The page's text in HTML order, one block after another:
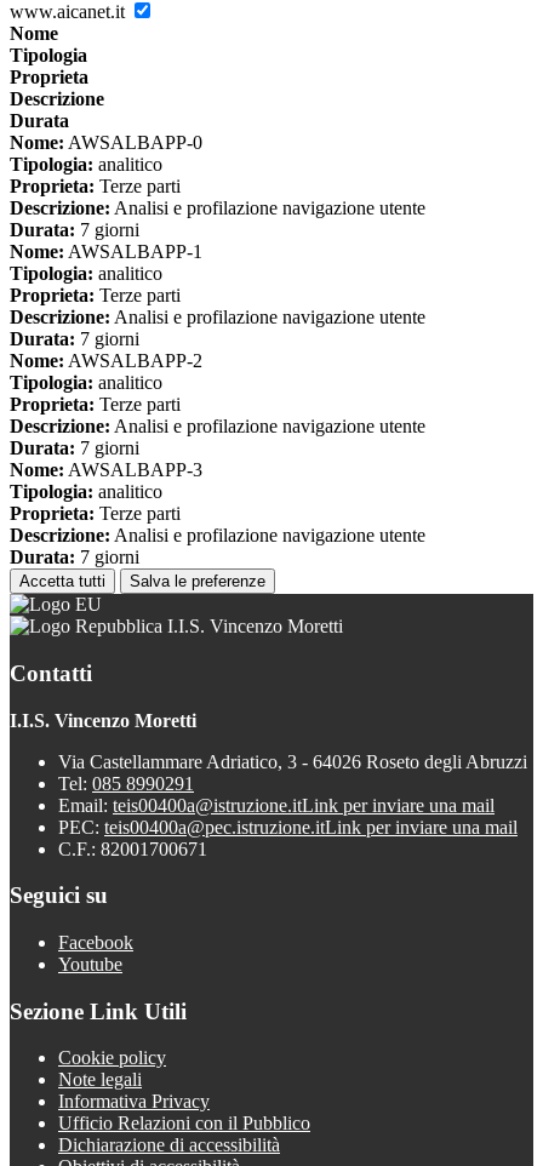
www.aicanet.it
Nome
Tipologia
Proprieta
Descrizione
Durata
Nome: AWSALBAPP-0
Tipologia: analitico
Proprieta: Terze parti
Descrizione: Analisi e profilazione navigazione utente
Durata: 7 giorni
Nome: AWSALBAPP-1
Tipologia: analitico
Proprieta: Terze parti
Descrizione: Analisi e profilazione navigazione utente
Durata: 7 giorni
Nome: AWSALBAPP-2
Tipologia: analitico
Proprieta: Terze parti
Descrizione: Analisi e profilazione navigazione utente
Durata: 7 giorni
Nome: AWSALBAPP-3
Tipologia: analitico
Proprieta: Terze parti
Descrizione: Analisi e profilazione navigazione utente
Durata: 7 giorni
Accetta tutti Salva le preferenze
I.I.S. Vincenzo Moretti
Contatti
I.I.S. Vincenzo Moretti
Via Castellammare Adriatico, 3 - 64026 Roseto degli Abruzzi
Tel: 085 8990291
Email: teis00400a@istruzione.itLink per inviare una mail
PEC: teis00400a@pec.istruzione.itLink per inviare una mail
C.F.: 82001700671
Seguici su
Facebook
Youtube
Sezione Link Utili
Cookie policy
Note legali
Informativa Privacy
Ufficio Relazioni con il Pubblico
Dichiarazione di accessibilità